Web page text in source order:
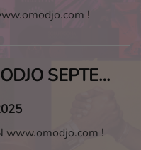
!
PLAY ! OMODJO SEPTEMBRE 2025
www.omodjo.com !